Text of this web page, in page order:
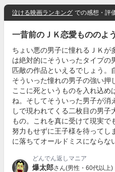
泣ける映画ランキング での感想・評
一昔前のＪＫ恋愛もののよ
ちょい悪の男子に憧れるＪＫが
は絶対的にそういったタイプの
匹敵の作品といえるでしょう。
そういった憧れの男子の強い押
ここに死というものを入れ込め
ね。そしてそういった男子が消
しで現われてくる二枚目の男子
もの。これを真に受けて現実で
努力もせずに王子様を待ってし
に落ちてオールドミスにならな
どんでん返しマニア
爆太郎さん(男性・60代以上)